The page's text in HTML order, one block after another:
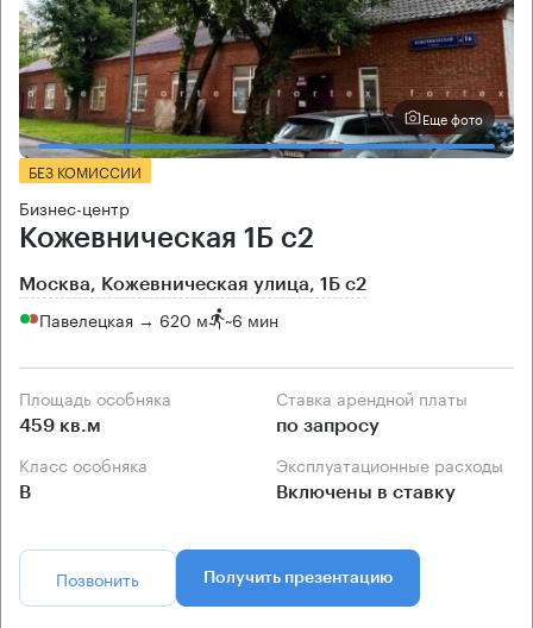
Еще фото
БЕЗ КОМИССИИ
Бизнес-центр
Кожевническая 1Б с2
Москва, Кожевническая улица, 1Б с2
Павелецкая → 620 м ~6 мин
Площадь особняка
459 кв.м
Ставка арендной платы
по запросу
Класс особняка
B
Эксплуатационные расходы
Включены в ставку
Позвонить Получить презентацию